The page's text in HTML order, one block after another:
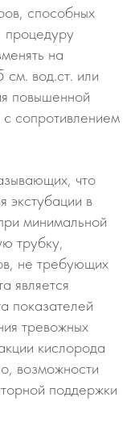
способных
процедуру
на
вод.ст. или
повышенной
сопротивлением
что
экстубации в
минимальной
трубку,
не требующих
является
показателей
тревожных
кислорода
возможности
поддержки